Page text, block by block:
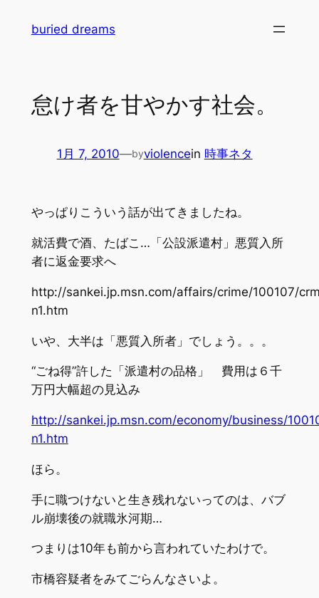
buried dreams
怠け者を甘やかす社会。
1月 7, 2010—byviolencein 時事ネタ
やっぱりこういう話が出てきましたね。
就活費で酒、たばこ…「公設派遣村」悪質入所
者に返金要求へ
http://sankei.jp.msn.com/affairs/crime/100107/
n1.htm
いや、大半は「悪質入所者」でしょう。。。
“ごね得”許した「派遣村の品格」 費用は６千
万円大幅超の見込み
http://sankei.jp.msn.com/economy/business/
n1.htm
ほら。
手に職つけないと生き残れないってのは、バブ
ル崩壊後の就職氷河期…
つまりは10年も前から言われていたわけで。
市橋容疑者をみてごらんなさいよ。